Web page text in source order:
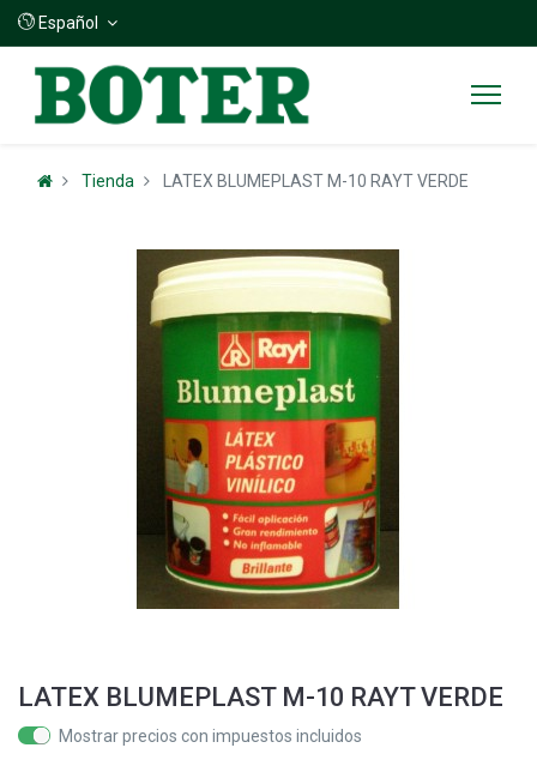
Español
Tienda LATEX BLUMEPLAST M-10 RAYT VERDE
LATEX BLUMEPLAST M-10 RAYT VERDE
Mostrar precios con impuestos incluidos